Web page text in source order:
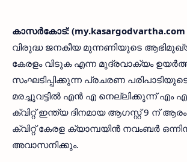
കാസര്‍കോട്: (my.kasargodvartha.com
വിരുദ്ധ ജനകീയ മുന്നണിയുടെ
കേരളം വിടുക എന്ന മുദ്രവാക്യം
സംഘടിപ്പിക്കുന്ന പ്രചരണ
മരച്ചുവട്ടില്‍ എന്‍ എ നെല്ലിക്കുന്ന് എം
ക്വിറ്റ് ഇന്ത്യ ദിനമായ ആഗസ്റ്റ് 9 ന്
ക്വിറ്റ് കേരള ക്യാമ്പയിന്‍ നവംബര്‍
അവാസനിക്കും.